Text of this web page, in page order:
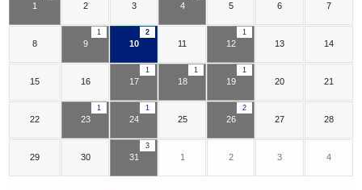
1 2 3 4 5 6 7
8
1
9
2
10 11
1
12 13 14
15 16
1
17
1
18
1
19 20 21
22
1
23
1
24 25
2
26 27 28
29 30
3
31 1 2 3 4